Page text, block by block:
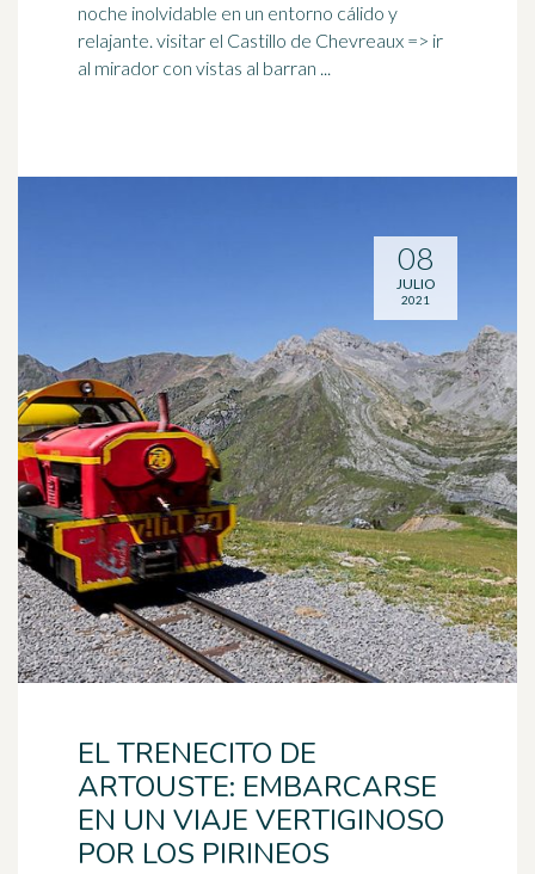
noche inolvidable en un entorno cálido y
relajante. visitar el Castillo de Chevreaux => ir
al mirador con vistas al barran ...
EL TRENECITO DE
ARTOUSTE: EMBARCARSE
EN UN VIAJE VERTIGINOSO
POR LOS PIRINEOS
08
JULIO
2021